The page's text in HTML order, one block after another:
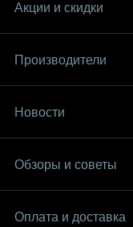
Акции и скидки
Производители
Новости
Обзоры и советы
Оплата и доставка